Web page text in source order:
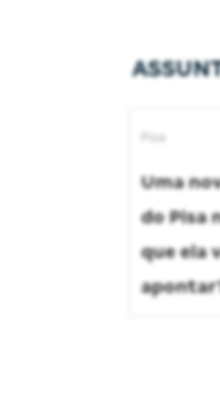
Pisa
Uma
do Pisa
que ela